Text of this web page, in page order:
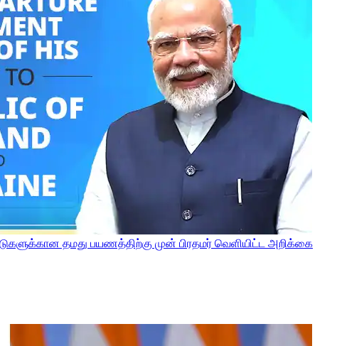
தமது பயணத்திற்கு முன் பிரதமர் வெளியிட்ட அறிக்கை